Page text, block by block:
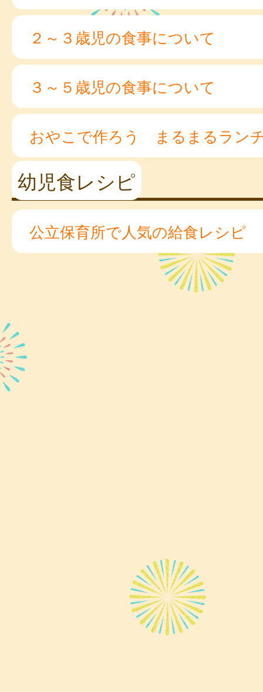
２～３歳児の食事について
３～５歳児の食事について
おやこで作ろう まるまるラン
幼児食レシピ
公立保育所で人気の給食レシピ